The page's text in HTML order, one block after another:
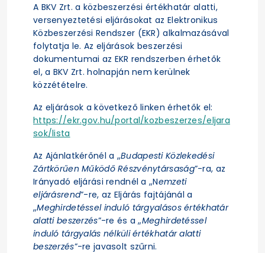
A BKV Zrt. a közbeszerzési értékhatár alatti,
versenyeztetési eljárásokat az Elektronikus
Közbeszerzési Rendszer (EKR) alkalmazásával
folytatja le. Az eljárások beszerzési
dokumentumai az EKR rendszerben érhetők
el, a BKV Zrt. holnapján nem kerülnek
közzétételre.
Az eljárások a következő linken érhetők el:
https://ekr.gov.hu/portal/kozbeszerzes/eljara
sok/lista
Az Ajánlatkérőnél a „Budapesti Közlekedési
Zártkörűen Működő Részvénytársaság”-ra, az
Irányadó eljárási rendnél a „Nemzeti
eljárásrend”-re, az Eljárás fajtájánál a
„Meghirdetéssel induló tárgyalásos értékhatár
alatti beszerzés”-re és a „Meghirdetéssel
induló tárgyalás nélküli értékhatár alatti
beszerzés”-re javasolt szűrni.